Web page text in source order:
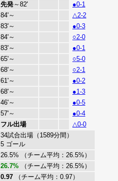
先発～82'
●0-1
84'～
△2-2
83'～
●0-3
84'～
○2-0
83'～
●0-1
65'～
○5-0
68'～
○2-1
61'～
●0-2
68'～
●1-3
46'～
●0-5
57'～
●0-4
フル出場 △0-0
34試合出場（1589分間）
5 ゴール
26.5% （チーム平均：26.5%）
26.7% （チーム平均：26.5%）
0.97 （チーム平均：0.97）